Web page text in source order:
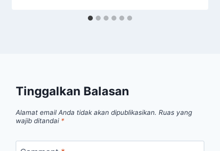
Tinggalkan Balasan
Alamat email Anda tidak akan dipublikasikan. Ruas yang
wajib ditandai *